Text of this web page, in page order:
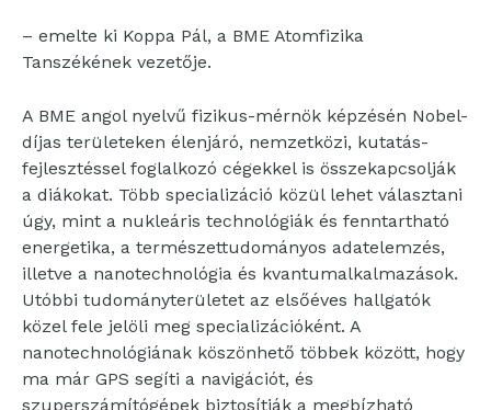
– emelte ki Koppa Pál, a BME Atomfizika
Tanszékének vezetője.
A BME angol nyelvű fizikus-mérnök képzésén Nobel-
díjas területeken élenjáró, nemzetközi, kutatás-
fejlesztéssel foglalkozó cégekkel is összekapcsolják
a diákokat. Több specializáció közül lehet választani
úgy, mint a nukleáris technológiák és fenntartható
energetika, a természettudományos adatelemzés,
illetve a nanotechnológia és kvantumalkalmazások.
Utóbbi tudományterületet az elsőéves hallgatók
közel fele jelöli meg specializációként. A
nanotechnológiának köszönhető többek között, hogy
ma már GPS segíti a navigációt, és
szuperszámítógépek biztosítják a megbízható